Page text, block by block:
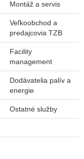
Montáž a servis
Veľkoobchod a
predajcovia TZB
Facility
management
Dodávatelia palív a
energie
Ostatné služby